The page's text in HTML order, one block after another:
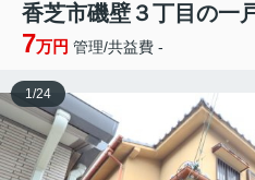
香芝市磯壁３丁目の一
7万円 管理/共益費 -
1/24